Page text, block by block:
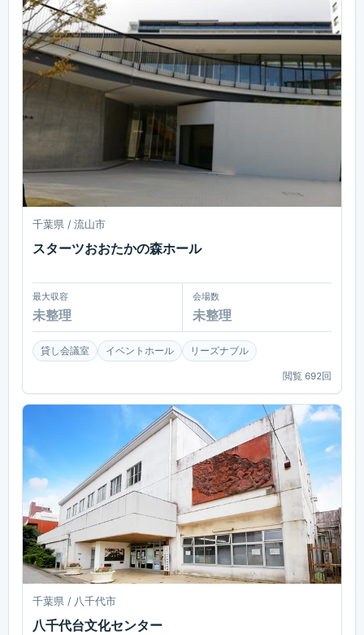
千葉県 / 流山市
スターツおおたかの森ホール
最大収容
未整理
会場数
未整理
貸し会議室 イベントホール リーズナブル
閲覧 692回
千葉県 / 八千代市
八千代台文化センター